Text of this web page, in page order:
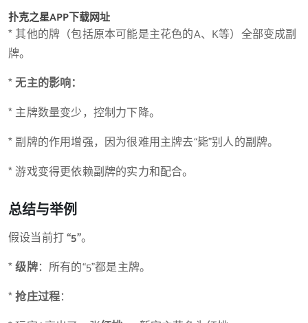
扑克之星APP下载网址
* 其他的牌（包括原本可能是主花色的A、K等）全部变成副
牌。
*无主的影响：
* 主牌数量变少，控制力下降。
* 副牌的作用增强，因为很难用主牌去“毙”别人的副牌。
* 游戏变得更依赖副牌的实力和配合。
总结与举例
假设当前打“5”。
*级牌：所有的“5”都是主牌。
*抢庄过程：